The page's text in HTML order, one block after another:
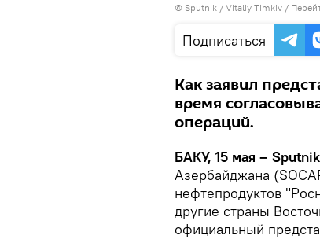
© Sputnik / Vitaliy Timkiv /
Подписаться
Как заявил
время
операций.
БАКУ, 15 мая –
Азербайджана
нефтепродуктов
другие страны
официальный